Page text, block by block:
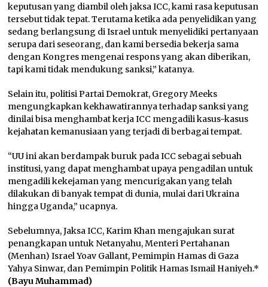
keputusan yang diambil oleh jaksa ICC, kami rasa keputusan
tersebut tidak tepat. Terutama ketika ada penyelidikan yang
sedang berlangsung di Israel untuk menyelidiki pertanyaan
serupa dari seseorang, dan kami bersedia bekerja sama
dengan Kongres mengenai respons yang akan diberikan,
tapi kami tidak mendukung sanksi,” katanya.
Selain itu, politisi Partai Demokrat, Gregory Meeks
mengungkapkan kekhawatirannya terhadap sanksi yang
dinilai bisa menghambat kerja ICC mengadili kasus-kasus
kejahatan kemanusiaan yang terjadi di berbagai tempat.
“UU ini akan berdampak buruk pada ICC sebagai sebuah
institusi, yang dapat menghambat upaya pengadilan untuk
mengadili kekejaman yang mencurigakan yang telah
dilakukan di banyak tempat di dunia, mulai dari Ukraina
hingga Uganda,” ucapnya.
Sebelumnya, Jaksa ICC, Karim Khan mengajukan surat
penangkapan untuk Netanyahu, Menteri Pertahanan
(Menhan) Israel Yoav Gallant, Pemimpin Hamas di Gaza
Yahya Sinwar, dan Pemimpin Politik Hamas Ismail Haniyeh.*
(Bayu Muhammad)